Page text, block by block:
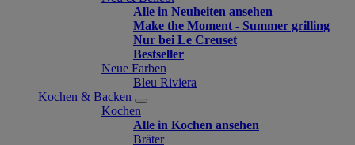
Alle in Neuheiten ansehen
Make the Moment - Summer grilling
Nur bei Le Creuset
Bestseller
Neue Farben
Bleu Riviera
Kochen & Backen
Kochen
Alle in Kochen ansehen
Bräter